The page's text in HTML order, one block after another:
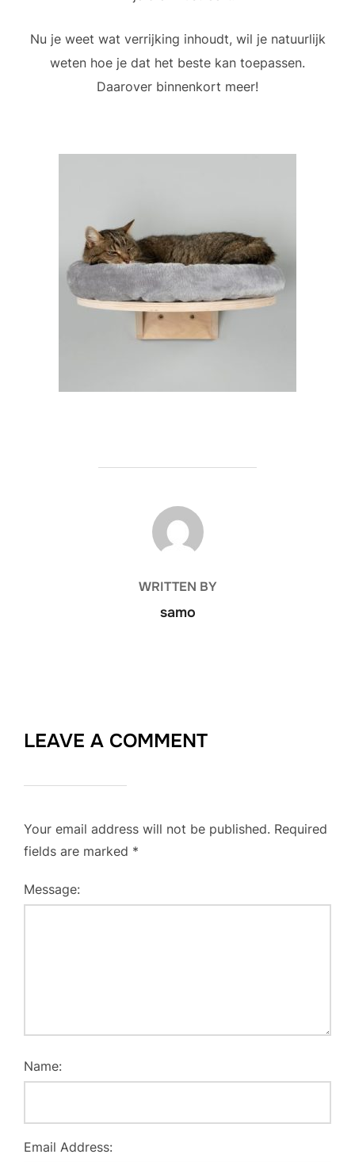
Nu je weet wat verrijking inhoudt, wil je natuurlijk
weten hoe je dat het beste kan toepassen.
Daarover binnenkort meer!
POST AUTHOR
WRITTEN BY
samo
LEAVE A COMMENT
Your email address will not be published. Required
fields are marked *
Message:
Name:
Email Address: